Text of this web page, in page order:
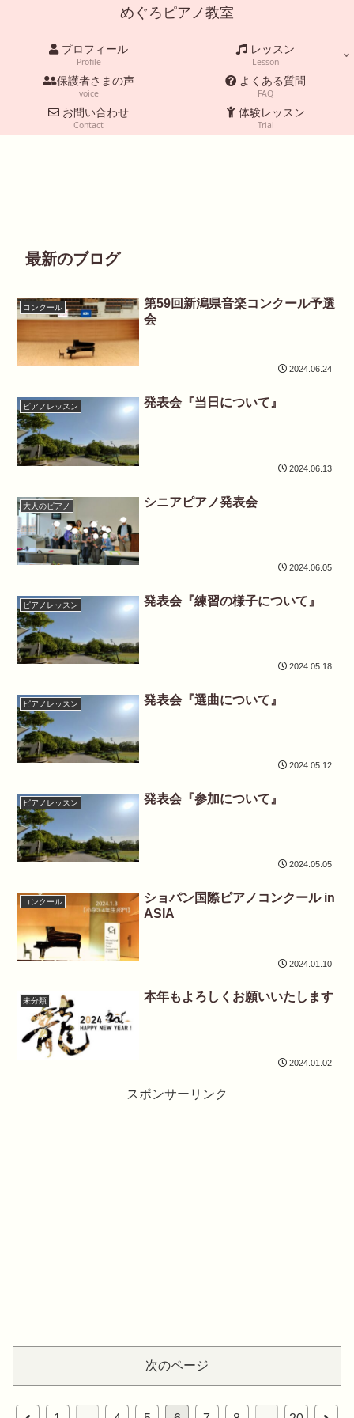
めぐろピアノ教室
プロフィール
Profile
レッスン
Lesson
保護者さまの声
voice
よくある質問
FAQ
お問い合わせ
Contact
体験レッスン
Trial
最新のブログ
コンクール
第59回新潟県音楽コンクール予選
会
2024.06.24
ピアノレッスン 発表会『当日について』
2024.06.13
大人のピアノ シニアピアノ発表会
2024.06.05
ピアノレッスン 発表会『練習の様子について』
2024.05.18
ピアノレッスン 発表会『選曲について』
2024.05.12
ピアノレッスン 発表会『参加について』
2024.05.05
コンクール
ショパン国際ピアノコンクール in
ASIA
2024.01.10
未分類 本年もよろしくお願いいたします
2024.01.02
スポンサーリンク
次のページ